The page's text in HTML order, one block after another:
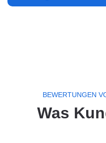
BEWERTUNGEN
Was